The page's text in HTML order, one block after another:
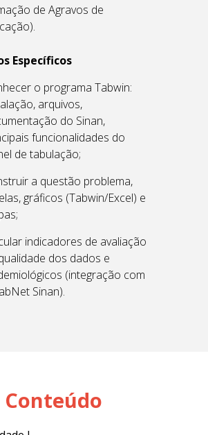
de Agravos de
Específicos
o programa Tabwin:
arquivos,
do Sinan,
funcionalidades do
de tabulação;
a questão problema,
gráficos (Tabwin/Excel) e
indicadores de avaliação
dos dados e
(integração com
Sinan).
Conteúdo